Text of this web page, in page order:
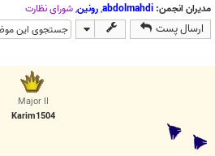
مدیران انجمن: abdolmahdi
,رونین,شوراي نظارت
ارسال پست
Major II
Karim1504